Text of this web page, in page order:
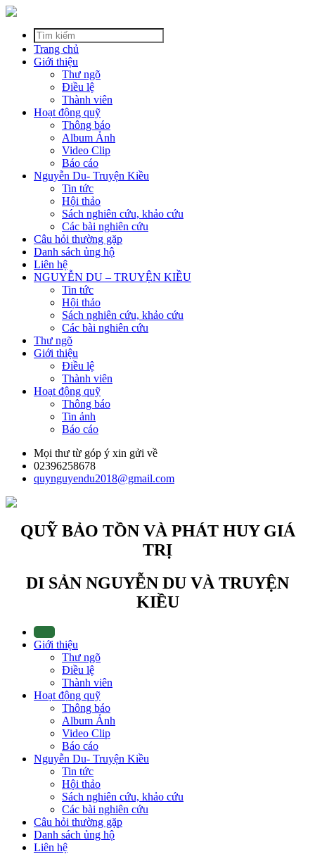
Trang chủ
Giới thiệu
Thư ngõ
Điều lệ
Thành viên
Hoạt động quỹ
Thông báo
Album Ảnh
Video Clip
Báo cáo
Nguyễn Du- Truyện Kiều
Tin tức
Hội thảo
Sách nghiên cứu, khảo cứu
Các bài nghiên cứu
Câu hỏi thường gặp
Danh sách ủng hộ
Liên hệ
NGUYỄN DU – TRUYỆN KIỀU
Tin tức
Hội thảo
Sách nghiên cứu, khảo cứu
Các bài nghiên cứu
Thư ngõ
Giới thiệu
Điều lệ
Thành viên
Hoạt động quỹ
Thông báo
Tin ảnh
Báo cáo
Mọi thư từ góp ý xin gửi về
02396258678
quynguyendu2018@gmail.com
QUỸ BẢO TỒN VÀ PHÁT HUY GIÁ
TRỊ
DI SẢN NGUYỄN DU VÀ TRUYỆN
KIỀU
Giới thiệu
Thư ngõ
Điều lệ
Thành viên
Hoạt động quỹ
Thông báo
Album Ảnh
Video Clip
Báo cáo
Nguyễn Du- Truyện Kiều
Tin tức
Hội thảo
Sách nghiên cứu, khảo cứu
Các bài nghiên cứu
Câu hỏi thường gặp
Danh sách ủng hộ
Liên hệ